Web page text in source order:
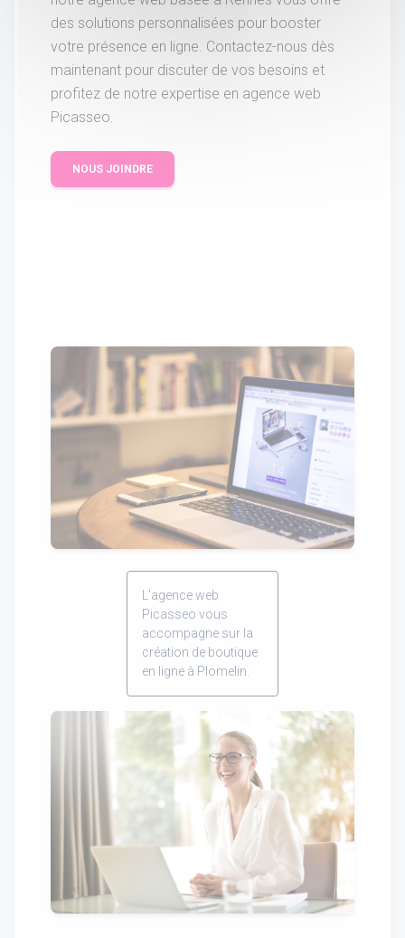
des solutions personnalisées pour booster
votre présence en ligne. Contactez-nous dès
maintenant pour discuter de vos besoins et
profitez de notre expertise en agence web
Picasseo.
NOUS JOINDRE
L'agence web
Picasseo vous
accompagne sur la
création de boutique
en ligne à Plomelin.